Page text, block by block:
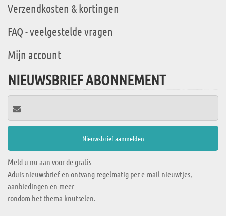
Verzendkosten & kortingen
FAQ - veelgestelde vragen
Mijn account
NIEUWSBRIEF ABONNEMENT
Meld u nu aan voor de gratis
Aduis nieuwsbrief en ontvang regelmatig per e-mail nieuwtjes,
aanbiedingen en meer
rondom het thema knutselen.